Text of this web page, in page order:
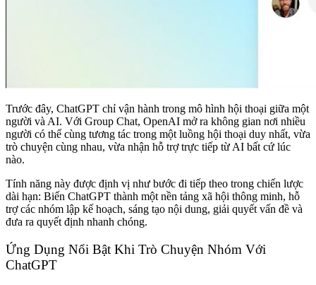
Trước đây, ChatGPT chỉ vận hành trong mô hình hội thoại giữa một
người và AI. Với Group Chat, OpenAI mở ra không gian nơi nhiều
người có thể cùng tương tác trong một luồng hội thoại duy nhất, vừa
trò chuyện cùng nhau, vừa nhận hỗ trợ trực tiếp từ AI bất cứ lúc
nào.
Tính năng này được định vị như bước đi tiếp theo trong chiến lược
dài hạn: Biến ChatGPT thành một nền tảng xã hội thông minh, hỗ
trợ các nhóm lập kế hoạch, sáng tạo nội dung, giải quyết vấn đề và
đưa ra quyết định nhanh chóng.
Ứng Dụng Nổi Bật Khi Trò Chuyện Nhóm Với
ChatGPT